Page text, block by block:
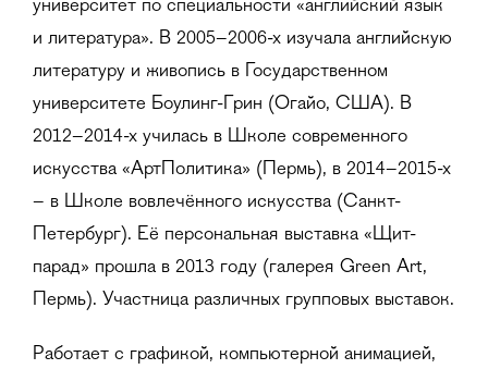
университет по специальности «английский язык
и литература». В 2005–2006-х изучала английскую
литературу и живопись в Государственном
университете Боулинг-Грин (Огайо, США). В
2012–2014-х училась в Школе современного
искусства «АртПолитика» (Пермь), в 2014–2015-х
– в Школе вовлечённого искусства (Санкт-
Петербург). Её персональная выставка «Щит-
парад» прошла в 2013 году (галерея Green Art,
Пермь). Участница различных групповых выставок.
Работает с графикой, компьютерной анимацией,